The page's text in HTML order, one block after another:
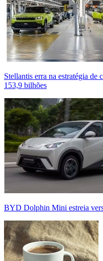
Stellantis erra na estratégia de
153,9 bilhões
BYD Dolphin Mini estreia